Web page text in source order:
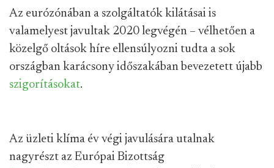
Az eurózónában a szolgáltatók kilátásai is
valamelyest javultak 2020 legvégén – vélhetően a
közelgő oltások híre ellensúlyozni tudta a sok
országban karácsony időszakában bevezetett újabb
szigorításokat.
Az üzleti klíma év végi javulására utalnak
nagyrészt az Európai Bizottság